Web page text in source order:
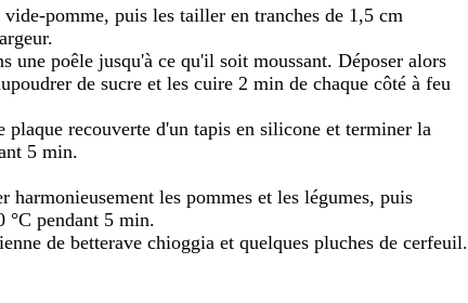
pomme, puis les tailler en tranches de 1,5 cm
une poêle jusqu'à ce qu'il soit moussant. Déposer alors
de sucre et les cuire 2 min de chaque côté à feu
plaque recouverte d'un tapis en silicone et terminer la
5 min.
harmonieusement les pommes et les légumes, puis
°C pendant 5 min.
de betterave chioggia et quelques pluches de cerfeuil.